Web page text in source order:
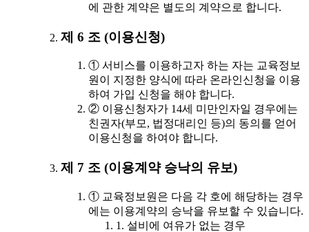
에 관한 계약은 별도의 계약으로 합니다.
제 6 조 (이용신청)
① 서비스를 이용하고자 하는 자는 교육정보
원이 지정한 양식에 따라 온라인신청을 이용
하여 가입 신청을 해야 합니다.
② 이용신청자가 14세 미만인자일 경우에는
친권자(부모, 법정대리인 등)의 동의를 얻어
이용신청을 하여야 합니다.
제 7 조 (이용계약 승낙의 유보)
① 교육정보원은 다음 각 호에 해당하는 경우
에는 이용계약의 승낙을 유보할 수 있습니다.
1. 설비에 여유가 없는 경우